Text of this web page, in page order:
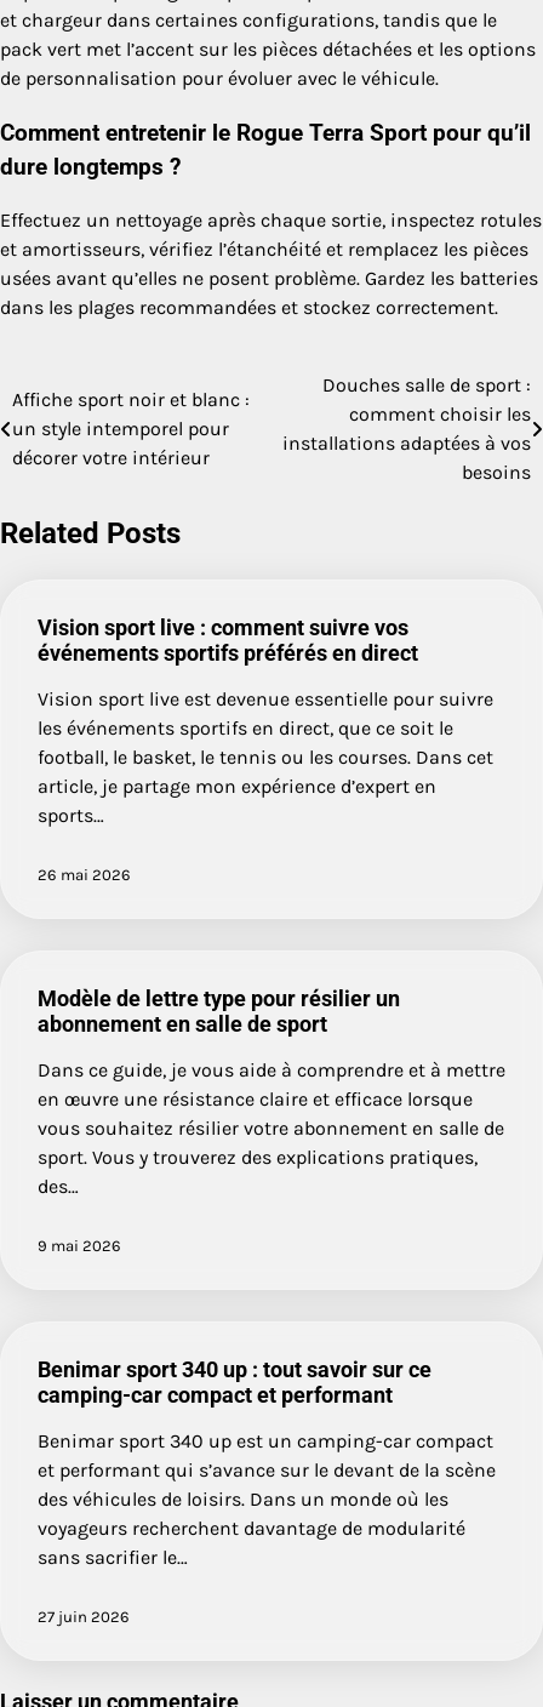
et chargeur dans certaines configurations, tandis que le
pack vert met l’accent sur les pièces détachées et les options
de personnalisation pour évoluer avec le véhicule.
Comment entretenir le Rogue Terra Sport pour qu’il
dure longtemps ?
Effectuez un nettoyage après chaque sortie, inspectez rotules
et amortisseurs, vérifiez l’étanchéité et remplacez les pièces
usées avant qu’elles ne posent problème. Gardez les batteries
dans les plages recommandées et stockez correctement.
Navigation
de
Affiche sport noir et blanc :
un style intemporel pour
décorer votre intérieur
Douches salle de sport :
comment choisir les
installations adaptées à vos
besoins
Related Posts
Vision sport live : comment suivre vos
événements sportifs préférés en direct
Vision sport live est devenue essentielle pour suivre
les événements sportifs en direct, que ce soit le
football, le basket, le tennis ou les courses. Dans cet
article, je partage mon expérience d’expert en
sports…
26 mai 2026
Modèle de lettre type pour résilier un
abonnement en salle de sport
Dans ce guide, je vous aide à comprendre et à mettre
en œuvre une résistance claire et efficace lorsque
vous souhaitez résilier votre abonnement en salle de
sport. Vous y trouverez des explications pratiques,
des…
9 mai 2026
Benimar sport 340 up : tout savoir sur ce
camping-car compact et performant
Benimar sport 340 up est un camping-car compact
et performant qui s’avance sur le devant de la scène
des véhicules de loisirs. Dans un monde où les
voyageurs recherchent davantage de modularité
sans sacrifier le…
27 juin 2026
Laisser un commentaire